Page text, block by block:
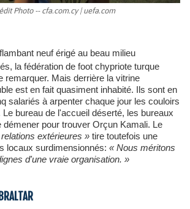
Photo -- cfa.com.cy | uefa.com
neuf érigé au beau milieu
la fédération de foot chypriote turque
remarquer. Mais derrière la vitrine
est en fait quasiment inhabité. Ils sont en
salariés à arpenter chaque jour les couloirs
bureau de l'accueil déserté, les bureaux
démener pour trouver Orçun Kamali. Le
extérieures » tire toutefois une
locaux surdimensionnés: « Nous méritons
d'une vraie organisation. »